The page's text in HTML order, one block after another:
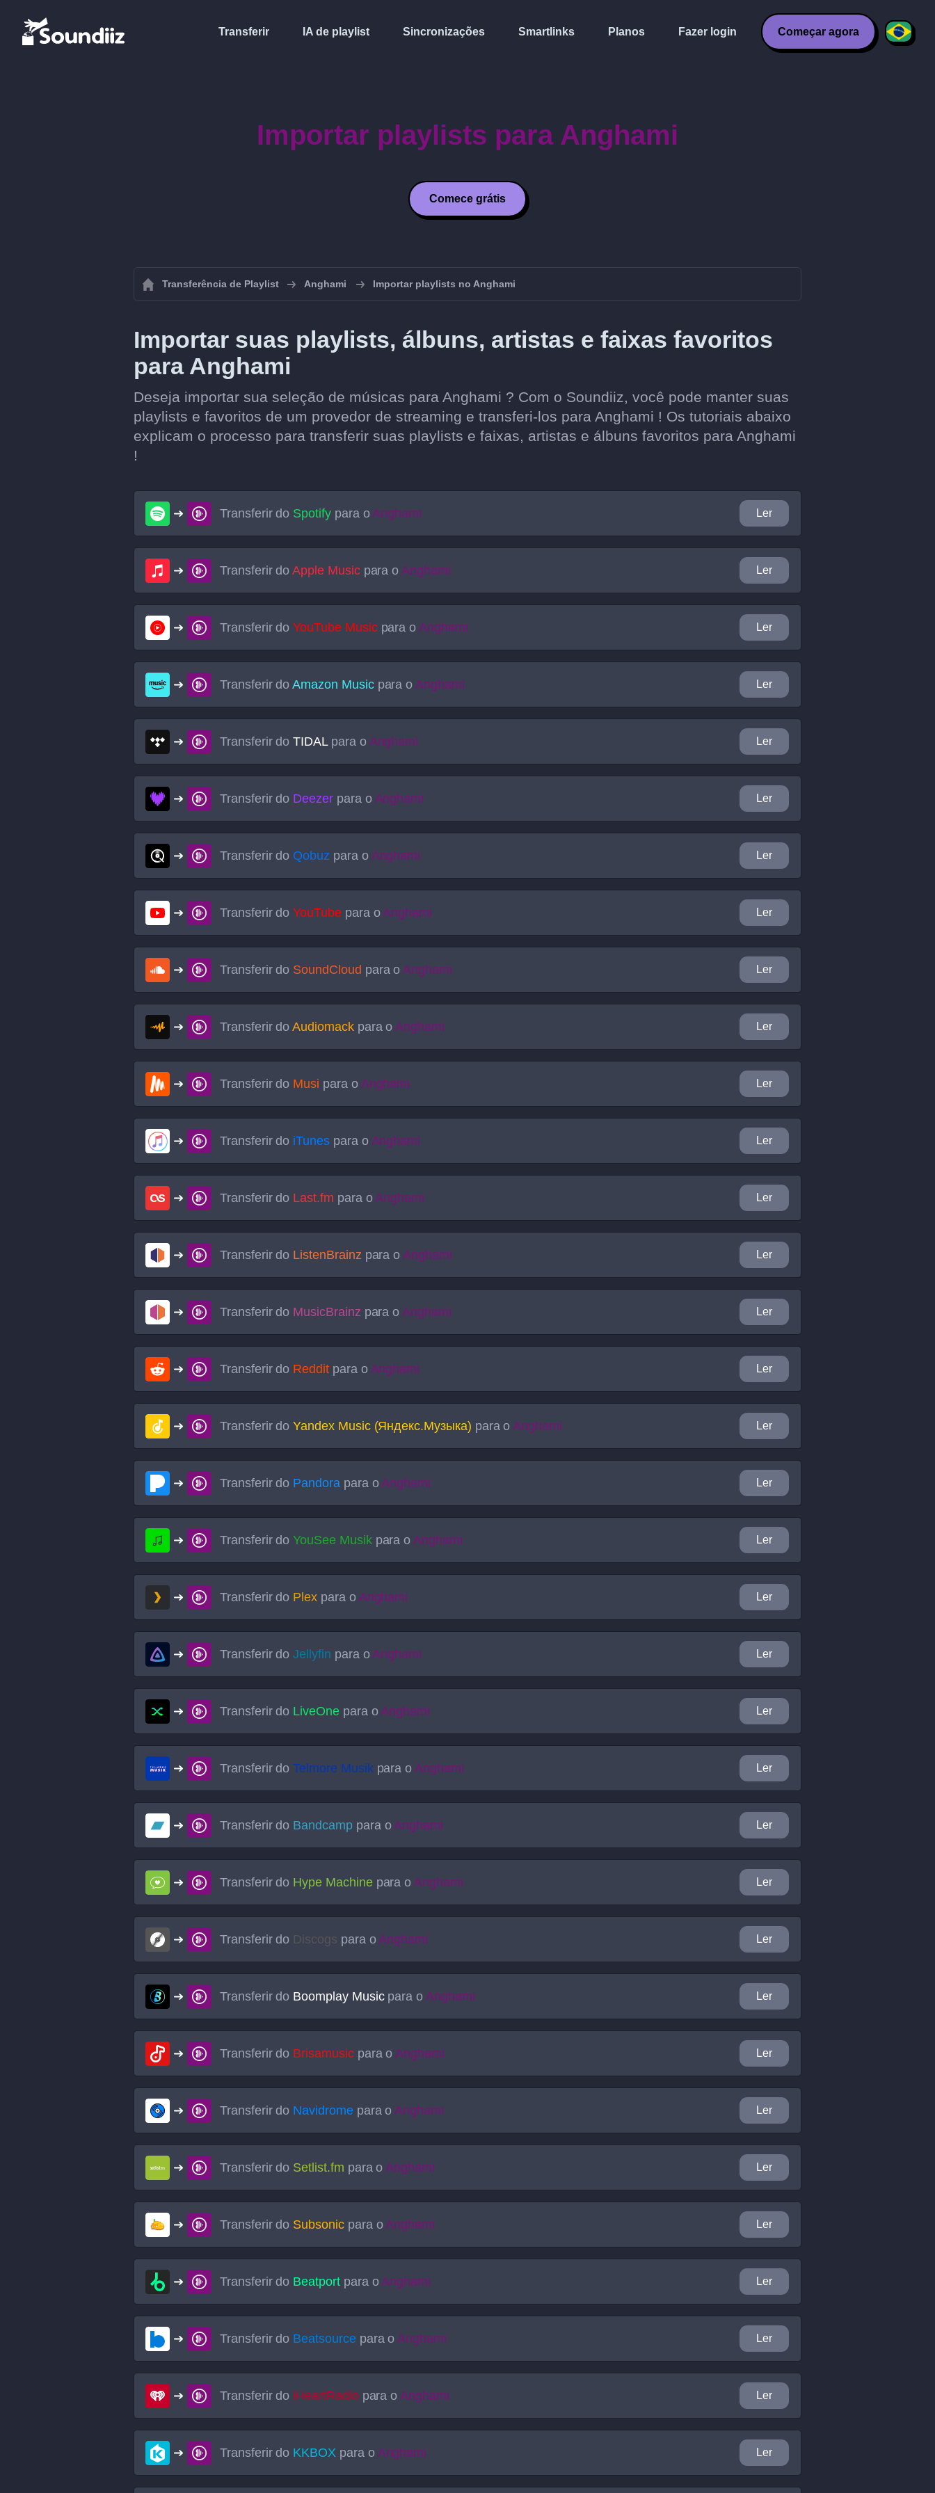
Transferir IA de playlist Sincronizações Smartlinks Planos Fazer login Começar agora
Importar playlists para Anghami
Comece grátis
Transferência de Playlist Anghami Importar playlists no Anghami
Importar suas playlists, álbuns, artistas e faixas favoritos
para Anghami
Deseja importar sua seleção de músicas para Anghami ? Com o Soundiiz, você pode manter suas
playlists e favoritos de um provedor de streaming e transferi-los para Anghami ! Os tutoriais abaixo
explicam o processo para transferir suas playlists e faixas, artistas e álbuns favoritos para Anghami
!
Transferir do Spotifypara o Anghami Ler
Transferir doApple Musicpara o Anghami Ler
Transferir doYouTube Musicpara o Anghami Ler
Transferir doAmazon Musicpara o Anghami Ler
Transferir doTIDALpara o Anghami Ler
Transferir do Deezerpara o Anghami Ler
Transferir do Qobuz para o Anghami Ler
Transferir doYouTubepara o Anghami Ler
Transferir do SoundCloud para o Anghami Ler
Transferir doAudiomackpara o Anghami Ler
Transferir do Musi para o Anghami Ler
Transferir do iTunespara o Anghami Ler
Transferir do Last.fm para o Anghami Ler
Transferir do ListenBrainz para o Anghami Ler
Transferir do MusicBrainz para o Anghami Ler
Transferir do Redditpara o Anghami Ler
Transferir doYandex Music (Яндекс.Музыка) para o Anghami Ler
Transferir do Pandora para o Anghami Ler
Transferir doYouSee Musikpara o Anghami Ler
Transferir do Plex para o Anghami Ler
Transferir doJellyfin para o Anghami Ler
Transferir do LiveOnepara o Anghami Ler
Transferir doTelmore Musikpara o Anghami Ler
Transferir do Bandcamppara o Anghami Ler
Transferir do Hype Machinepara o Anghami Ler
Transferir do Discogs para o Anghami Ler
Transferir do Boomplay Musicpara o Anghami Ler
Transferir do Brisamusicpara o Anghami Ler
Transferir do Navidromepara o Anghami Ler
Transferir do Setlist.fm para o Anghami Ler
Transferir do Subsonicpara o Anghami Ler
Transferir do Beatportpara o Anghami Ler
Transferir do Beatsourcepara o Anghami Ler
Transferir do iHeartRadiopara o Anghami Ler
Transferir do KKBOX para o Anghami Ler